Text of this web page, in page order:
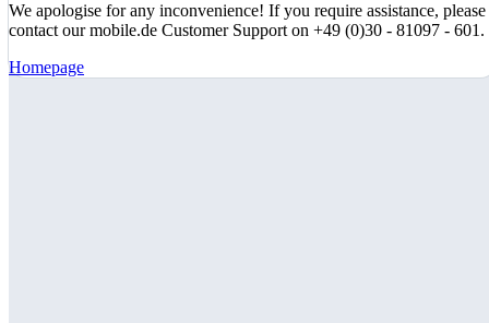
We apologise for any inconvenience! If you require assistance, please
contact our mobile.de Customer Support on +49 (0)30 - 81097 - 601.
Homepage